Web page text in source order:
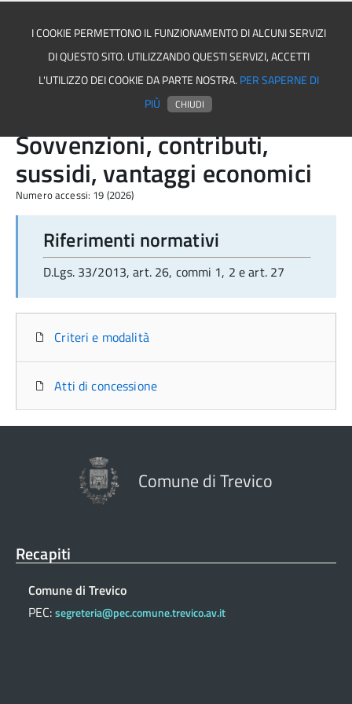
Comune di Trevico
Sovvenzioni, contributi,
sussidi, vantaggi economici
Numero accessi: 19 (2026)
Riferimenti normativi
D.Lgs. 33/2013, art. 26, commi 1, 2 e art. 27
Criteri e modalità
Atti di concessione
Comune di Trevico
Recapiti
Comune di Trevico
PEC:segreteria@pec.comune.trevico.av.it
I COOKIE PERMETTONO IL FUNZIONAMENTO DI ALCUNI SERVIZI
DI QUESTO SITO. UTILIZZANDO QUESTI SERVIZI, ACCETTI
L'UTILIZZO DEI COOKIE DA PARTE NOSTRA. PER SAPERNE DI
PIÙ
CHIUDI